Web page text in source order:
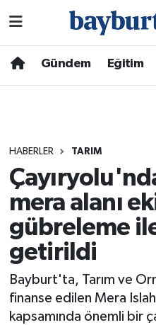
Gündem Eğitim
HABERLER TARIM
mera alanı
gübreleme
getirildi
Bayburt'ta, Tarım ve
finanse edilen Mera
kapsamında önemli bir
Hava Durumu
Süper Lig Puan
Tüm Manşetler
Haber Arşivi